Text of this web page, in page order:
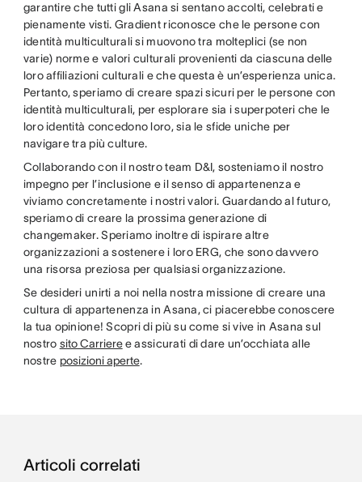
garantire che tutti gli Asana si sentano accolti, celebrati e
pienamente visti. Gradient riconosce che le persone con
identità multiculturali si muovono tra molteplici (se non
varie) norme e valori culturali provenienti da ciascuna delle
loro affiliazioni culturali e che questa è un’esperienza unica.
Pertanto, speriamo di creare spazi sicuri per le persone con
identità multiculturali, per esplorare sia i superpoteri che le
loro identità concedono loro, sia le sfide uniche per
navigare tra più culture.
Collaborando con il nostro team D&I, sosteniamo il nostro
impegno per l’inclusione e il senso di appartenenza e
viviamo concretamente i nostri valori. Guardando al futuro,
speriamo di creare la prossima generazione di
changemaker. Speriamo inoltre di ispirare altre
organizzazioni a sostenere i loro ERG, che sono davvero
una risorsa preziosa per qualsiasi organizzazione.
Se desideri unirti a noi nella nostra missione di creare una
cultura di appartenenza in Asana, ci piacerebbe conoscere
la tua opinione! Scopri di più su come si vive in Asana sul
nostro sito Carrieree assicurati di dare un’occhiata alle
nostre posizioni aperte.
Articoli correlati